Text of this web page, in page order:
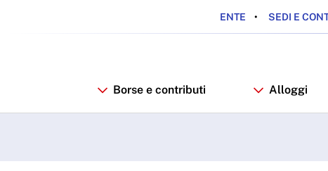
ENTE SEDI E
Borse e contributi Alloggi
Meno" Teatro